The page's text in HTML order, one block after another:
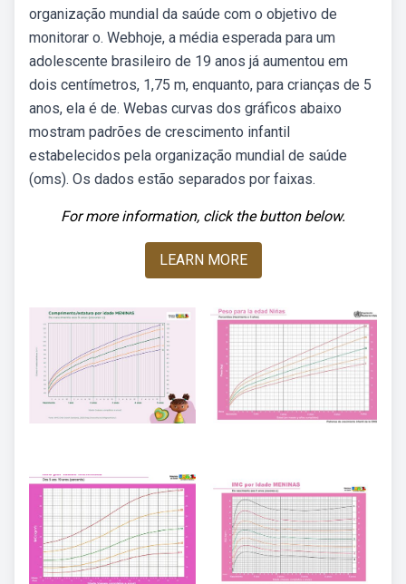
organização mundial da saúde com o objetivo de
monitorar o. Webhoje, a média esperada para um
adolescente brasileiro de 19 anos já aumentou em
dois centímetros, 1,75 m, enquanto, para crianças de 5
anos, ela é de. Webas curvas dos gráficos abaixo
mostram padrões de crescimento infantil
estabelecidos pela organização mundial de saúde
(oms). Os dados estão separados por faixas.
For more information, click the button below.
LEARN MORE